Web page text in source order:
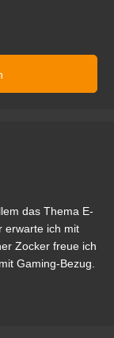
das Thema E-
erwarte ich mit
Zocker freue ich
Gaming-Bezug.